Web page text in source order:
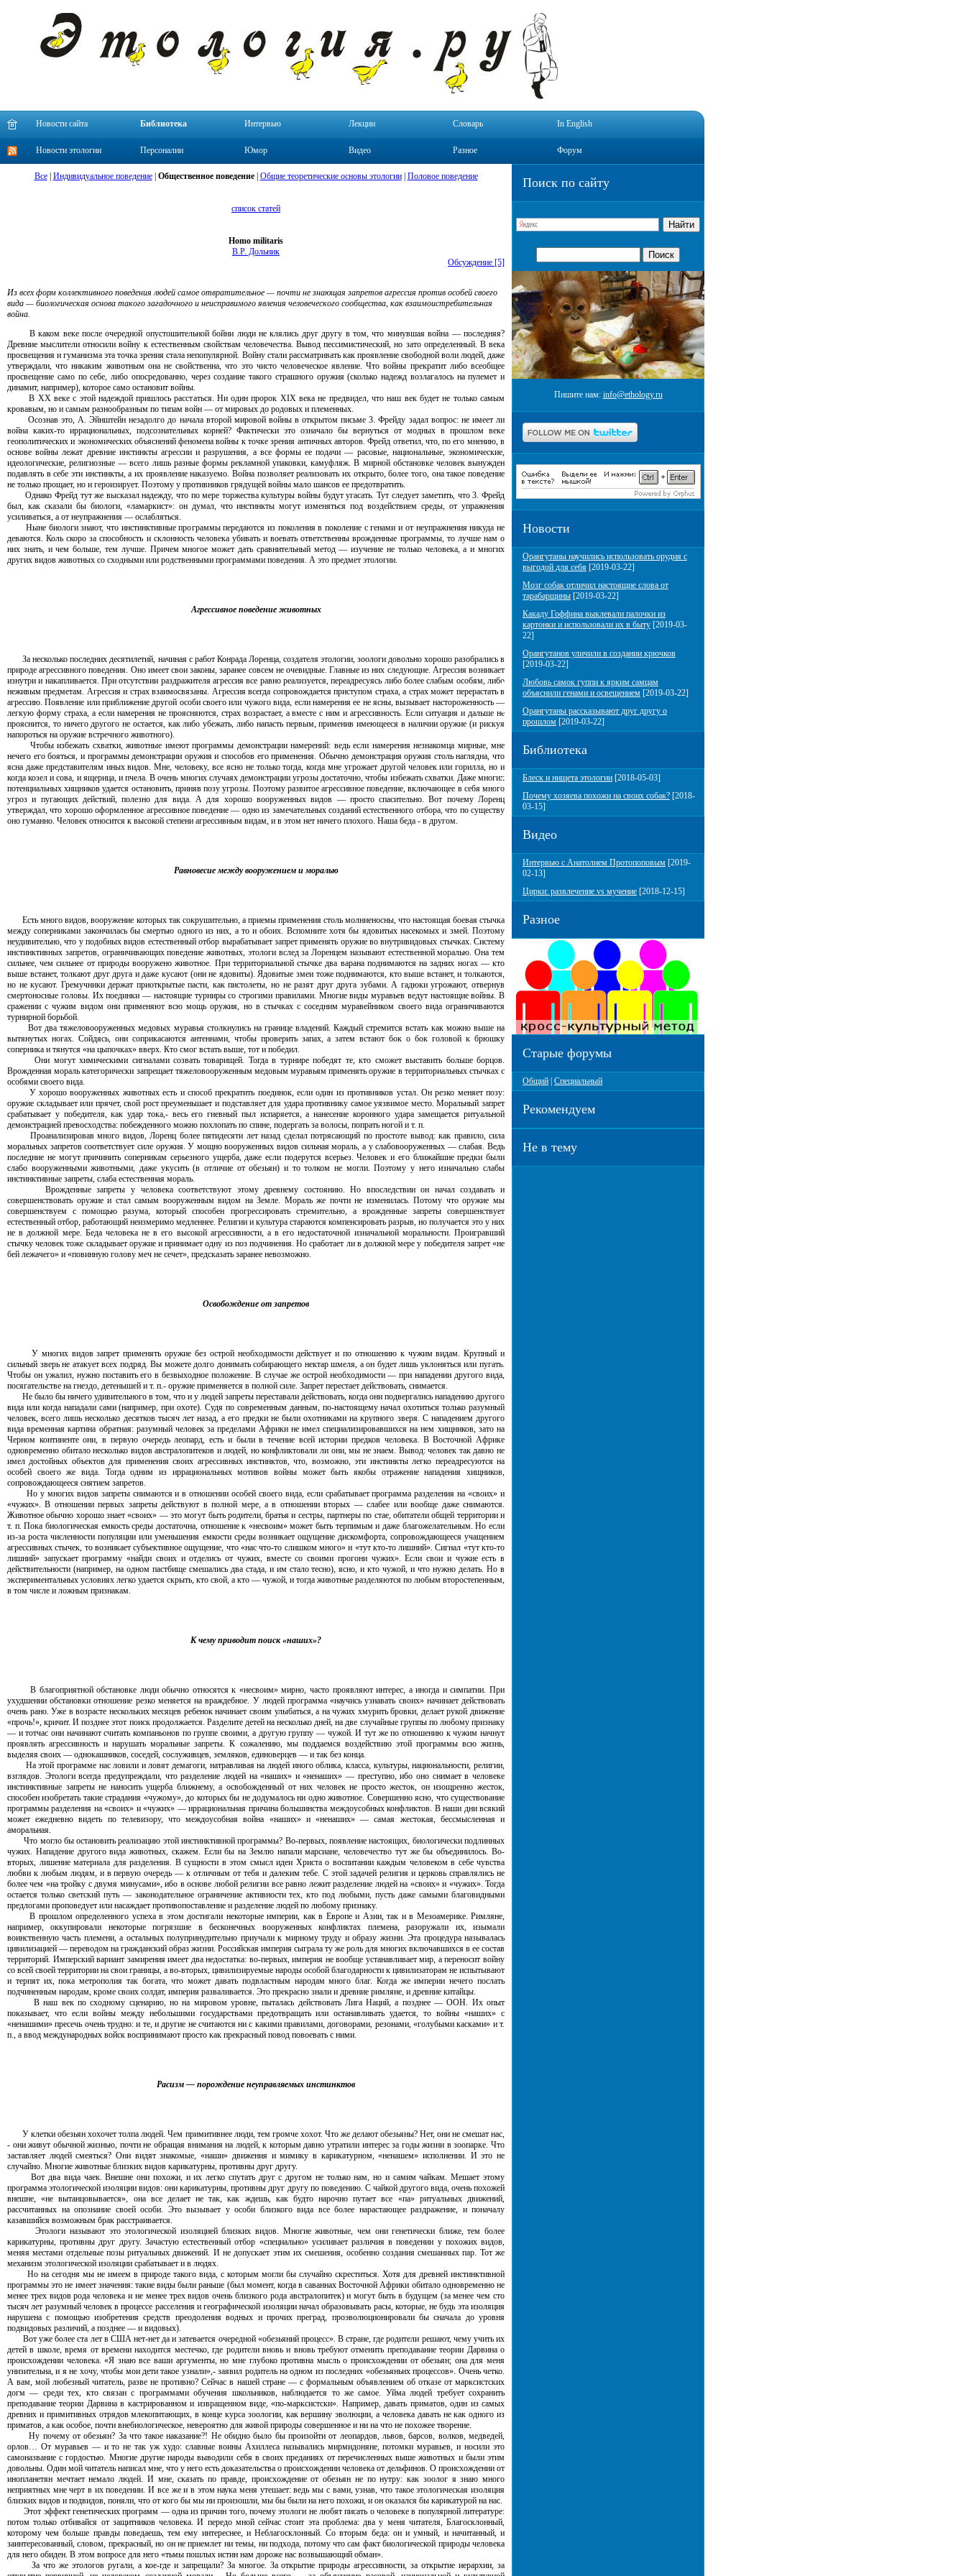
Новости сайта Библиотека Интервью Лекции Словарь In English
Новости этологии Персоналии Юмор Видео Разное Форум
Поиск по сайту
Пишите нам: info@ethology.ru
Новости
Орангутаны научились использовать орудия с
выгодой для себя [2019-03-22]
Мозг собак отличил настоящие слова от
тарабарщины [2019-03-22]
Какаду Гоффина выклевали палочки из
картонки и использовали их в быту [2019-03-
22]
Орангутанов уличили в создании крючков
[2019-03-22]
Любовь самок гуппи к ярким самцам
объяснили генами и освещением [2019-03-22]
Орангутаны рассказывают друг другу о
прошлом [2019-03-22]
Библиотека
Блеск и нищета этологии [2018-05-03]
Почему хозяева похожи на своих собак? [2018-
03-15]
Видео
Интервью с Анатолием Протопоповым [2019-
02-13]
Цирки: развлечение vs мучение [2018-12-15]
Разное
Старые форумы
Общий Специальный
Рекомендуем
Не в тему
Все| Индивидуальное поведение| Общественное поведение| Общие теоретические основы этологии| Половое поведение
список статей
Homo militaris
В.Р. Дольник
Обсуждение [5]
Из всех форм коллективного поведения людей самое отвратительное — почти не знающая запретов агрессия против особей своего
вида — биологическая основа такого загадочного и неисправимого явления человеческого сообщества, как взаимоистребительная
война.
В каком веке после очередной опустошительной бойни люди не клялись друг другу в том, что минувшая война — последняя?
Древние мыслители относили войну к естественным свойствам человечества. Вывод пессимистический, но зато определенный. В века
просвещения и гуманизма эта точка зрения стала непопулярной. Войну стали рассматривать как проявление свободной воли людей, даже
утверждали, что никаким животным она не свойственна, что это чисто человеческое явление. Что войны прекратит либо всеобщее
просвещение само по себе, либо опосредованно, через создание такого страшного оружия (сколько надежд возлагалось на пулемет и
динамит, например), которое само остановит войны.
В XX веке с этой надеждой пришлось расстаться. Ни один пророк XIX века не предвидел, что наш век будет не только самым
кровавым, но и самым разнообразным по типам войн — от мировых до родовых и племенных.
Осознав это, А. Эйнштейн незадолго до начала второй мировой войны в открытом письме 3. Фрейду задал вопрос: не имеет ли
война каких-то иррациональных, подсознательных корней? Фактически это означало бы вернуться от модных в прошлом веке
геополитических и экономических объяснений феномена войны к точке зрения античных авторов. Фрейд ответил, что, по его мнению, в
основе войны лежат древние инстинкты агрессии и разрушения, а все формы ее подачи — расовые, национальные, экономические,
идеологические, религиозные — всего лишь разные формы рекламной упаковки, камуфляж. В мирной обстановке человек вынужден
подавлять в себе эти инстинкты, а их проявление наказуемо. Война позволяет реализовать их открыто, более того, она такое поведение
не только прощает, но и героизирует. Поэтому у противников грядущей войны мало шансов ее предотвратить.
Однако Фрейд тут же высказал надежду, что по мере торжества культуры войны будут угасать. Тут следует заметить, что 3. Фрейд
был, как сказали бы биологи, «ламаркист»: он думал, что инстинкты могут изменяться под воздействием среды, от упражнения
усиливаться, а от неупражнения — ослабляться.
Ныне биологи знают, что инстинктивные программы передаются из поколения в поколение с генами и от неупражнения никуда не
деваются. Коль скоро за способность и склонность человека убивать и воевать ответственны врожденные программы, то лучше нам о
них знать, и чем больше, тем лучше. Причем многое может дать сравнительный метод — изучение не только человека, а и многих
других видов животных со сходными или родственными программами поведения. А это предмет этологии.
Агрессивное поведение животных
За несколько последних десятилетий, начиная с работ Конрада Лоренца, создателя этологии, зоологи довольно хорошо разобрались в
природе агрессивного поведения. Оно имеет свои законы, заранее совсем не очевидные. Главные из них следующие. Агрессия возникает
изнутри и накапливается. При отсутствии раздражителя агрессия все равно реализуется, переадресуясь либо более слабым особям, либо
неживым предметам. Агрессия и страх взаимосвязаны. Агрессия всегда сопровождается приступом страха, а страх может перерастать в
агрессию. Появление или приближение другой особи своего или чужого вида, если намерения ее не ясны, вызывает настороженность —
легкую форму страха, а если намерения не проясняются, страх возрастает, а вместе с ним и агрессивность. Если ситуация и дальше не
прояснится, то ничего другого не остается, как либо убежать, либо напасть первым, применив имеющееся в наличии оружие (и рискуя
напороться на оружие встречного животного).
Чтобы избежать схватки, животные имеют программы демонстрации намерений: ведь если намерения незнакомца мирные, мне
нечего его бояться, и программы демонстрации оружия и способов его применения. Обычно демонстрация оружия столь наглядна, что
ясна даже представителям иных видов. Мне, человеку, все ясно не только тогда, когда мне угрожает другой человек или горилла, но и
когда козел и сова, и ящерица, и пчела. В очень многих случаях демонстрации угрозы достаточно, чтобы избежать схватки. Даже многих
потенциальных хищников удается остановить, приняв позу угрозы. Поэтому развитое агрессивное поведение, включающее в себя много
угроз и пугающих действий, полезно для вида. А для хорошо вооруженных видов — просто спасительно. Вот почему Лоренц
утверждал, что хорошо оформленное агрессивное поведение — одно из замечательных созданий естественного отбора, что по существу
оно гуманно. Человек относится к высокой степени агрессивным видам, и в этом нет ничего плохого. Наша беда - в другом.
Равновесие между вооружением и моралью
Есть много видов, вооружение которых так сокрушительно, а приемы применения столь молниеносны, что настоящая боевая стычка
между соперниками закончилась бы смертью одного из них, а то и обоих. Вспомните хотя бы ядовитых насекомых и змей. Поэтому
неудивительно, что у подобных видов естественный отбор вырабатывает запрет применять оружие во внутривидовых стычках. Систему
инстинктивных запретов, ограничивающих поведение животных, этологи вслед за Лоренцем называют естественной моралью. Она тем
сильнее, чем сильнее от природы вооружено животное. При территориальной стычке два варана поднимаются на задних ногах — кто
выше встанет, толкают друг друга и даже кусают (они не ядовиты). Ядовитые змеи тоже поднимаются, кто выше встанет, и толкаются,
но не кусают. Гремучники держат приоткрытые пасти, как пистолеты, но не разят друг друга зубами. А гадюки угрожают, отвернув
смертоносные головы. Их поединки — настоящие турниры со строгими правилами. Многие виды муравьев ведут настоящие войны. В
сражении с чужим видом они применяют всю мощь оружия, но в стычках с соседним муравейником своего вида ограничиваются
турнирной борьбой.
Вот два тяжеловооруженных медовых муравья столкнулись на границе владений. Каждый стремится встать как можно выше на
вытянутых ногах. Сойдясь, они соприкасаются антеннами, чтобы проверить запах, а затем встают бок о бок головой к брюшку
соперника и тянутся «на цыпочках» вверх. Кто смог встать выше, тот и победил.
Они могут химическими сигналами созвать товарищей. Тогда в турнире победят те, кто сможет выставить больше борцов.
Врожденная мораль категорически запрещает тяжеловооруженным медовым муравьям применять оружие в территориальных стычках с
особями своего вида.
У хорошо вооруженных животных есть и способ прекратить поединок, если один из противников устал. Он резко меняет позу:
оружие складывает или прячет, свой рост преуменьшает и подставляет для удара противнику самое уязвимое место. Моральный запрет
срабатывает у победителя, как удар тока,- весь его гневный пыл испаряется, а нанесение коронного удара замещается ритуальной
демонстрацией превосходства: побежденного можно похлопать по спине, подергать за волосы, попрать ногой и т. п.
Проанализировав много видов, Лоренц более пятидесяти лет назад сделал потрясающий по простоте вывод: как правило, сила
моральных запретов соответствует силе оружия. У мощно вооруженных видов сильная мораль, а у слабовооруженных — слабая. Ведь
последние не могут причинить соперникам серьезного ущерба, даже если подерутся всерьез. Человек и его ближайшие предки были
слабо вооруженными животными, даже укусить (в отличие от обезьян) и то толком не могли. Поэтому у него изначально слабы
инстинктивные запреты, слаба естественная мораль.
Врожденные запреты у человека соответствуют этому древнему состоянию. Но впоследствии он начал создавать и
совершенствовать оружие и стал самым вооруженным видом на Земле. Мораль же почти не изменилась. Потому что оружие мы
совершенствуем с помощью разума, который способен прогрессировать стремительно, а врожденные запреты совершенствует
естественный отбор, работающий неизмеримо медленнее. Религии и культура стараются компенсировать разрыв, но получается это у них
не в должной мере. Беда человека не в его высокой агрессивности, а в его недостаточной изначальной моральности. Проигравший
стычку человек тоже складывает оружие и принимает одну из поз подчинения. Но сработает ли в должной мере у победителя запрет «не
бей лежачего» и «повинную голову меч не сечет», предсказать заранее невозможно.
Освобождение от запретов
У многих видов запрет применять оружие без острой необходимости действует и по отношению к чужим видам. Крупный и
сильный зверь не атакует всех подряд. Вы можете долго донимать собирающего нектар шмеля, а он будет лишь уклоняться или пугать.
Чтобы он ужалил, нужно поставить его в безвыходное положение. В случае же острой необходимости — при нападении другого вида,
посягательстве на гнездо, детенышей и т. п.- оружие применяется в полной силе. Запрет перестает действовать, снимается.
Не было бы ничего удивительного в том, что и у людей запреты переставали действовать, когда они подвергались нападению другого
вида или когда нападали сами (например, при охоте). Судя по современным данным, по-настоящему начал охотиться только разумный
человек, всего лишь несколько десятков тысяч лет назад, а его предки не были охотниками на крупного зверя. С нападением другого
вида временная картина обратная: разумный человек за пределами Африки не имел специализировавшихся на нем хищников, зато на
Черном континенте они, в первую очередь леопард, есть и были в течение всей истории предков человека. В Восточной Африке
одновременно обитало несколько видов австралопитеков и людей, но конфликтовали ли они, мы не знаем. Вывод: человек так давно не
имел достойных объектов для применения своих агрессивных инстинктов, что, возможно, эти инстинкты легко переадресуются на
особей своего же вида. Тогда одним из иррациональных мотивов войны может быть якобы отражение нападения хищников,
сопровождающееся снятием запретов.
Но у многих видов запреты снимаются и в отношении особей своего вида, если срабатывает программа разделения на «своих» и
«чужих». В отношении первых запреты действуют в полной мере, а в отношении вторых — слабее или вообще даже снимаются.
Животное обычно хорошо знает «своих» — это могут быть родители, братья и сестры, партнеры по стае, обитатели общей территории и
т. п. Пока биологическая емкость среды достаточна, отношение к «несвоим» может быть терпимым и даже благожелательным. Но если
из-за роста численности популяции или уменьшения емкости среды возникает ощущение дискомфорта, сопровождающееся учащением
агрессивных стычек, то возникает субъективное ощущение, что «нас что-то слишком много» и «тут кто-то лишний». Сигнал «тут кто-то
лишний» запускает программу «найди своих и отделись от чужих, вместе со своими прогони чужих». Если свои и чужие есть в
действительности (например, на одном пастбище смешались два стада, и им стало тесно), ясно, и кто чужой, и что нужно делать. Но в
экспериментальных условиях легко удается скрыть, кто свой, а кто — чужой, и тогда животные разделяются по любым второстепенным,
в том числе и ложным признакам.
К чему приводит поиск «наших»?
В благоприятной обстановке люди обычно относятся к «несвоим» мирно, часто проявляют интерес, а иногда и симпатии. При
ухудшении обстановки отношение резко меняется на враждебное. У людей программа «научись узнавать своих» начинает действовать
очень рано. Уже в возрасте нескольких месяцев ребенок начинает своим улыбаться, а на чужих хмурить бровки, делает рукой движение
«прочь!», кричит. И позднее этот поиск продолжается. Разделите детей на несколько дней, на две случайные группы по любому признаку
— и тотчас они начинают считать компаньонов по группе своими, а другую группу — чужой. И тут же по отношению к чужим начнут
проявлять агрессивность и нарушать моральные запреты. К сожалению, мы поддаемся воздействию этой программы всю жизнь,
выделяя своих — однокашников, соседей, сослуживцев, земляков, единоверцев — и так без конца.
На этой программе нас ловили и ловят демагоги, натравливая на людей иного облика, класса, культуры, национальности, религии,
взглядов. Этологи всегда предупреждали, что разделение людей на «наших» и «ненаших» — преступно, ибо оно снимает в человеке
инстинктивные запреты не наносить ущерба ближнему, а освобожденный от них человек не просто жесток, он изощренно жесток,
способен изобретать такие страдания «чужому», до которых бы не додумалось ни одно животное. Совершенно ясно, что существование
программы разделения на «своих» и «чужих» — иррациональная причина большинства междоусобных конфликтов. В наши дни всякий
может ежедневно видеть по телевизору, что междоусобная война «наших» и «ненаших» — самая жестокая, бессмысленная и
аморальная.
Что могло бы остановить реализацию этой инстинктивной программы? Во-первых, появление настоящих, биологически подлинных
чужих. Нападение другого вида животных, скажем. Если бы на Землю напали марсиане, человечество тут же бы объединилось. Во-
вторых, лишение материала для разделения. В сущности в этом смысл идеи Христа о воспитании каждым человеком в себе чувства
любви к любым людям, и в первую очередь — к отличным от тебя и далеким тебе. С этой задачей религия и церковь справлялись не
более чем «на тройку с двумя минусами», ибо в основе любой религии все равно лежит разделение людей на «своих» и «чужих». Тогда
остается только светский путь — законодательное ограничение активности тех, кто под любыми, пусть даже самыми благовидными
предлогами проповедует или насаждает противопоставление и разделение людей по любому признаку.
В прошлом определенного успеха в этом достигали некоторые империи, как в Европе и Азии, так и в Мезоамерике. Римляне,
например, оккупировали некоторые погрязшие в бесконечных вооруженных конфликтах племена, разоружали их, изымали
воинственную часть племени, а остальных полупринудительно приучали к мирному труду и образу жизни. Эта процедура называлась
цивилизацией — переводом на гражданский образ жизни. Российская империя сыграла ту же роль для многих включавшихся в ее состав
территорий. Имперский вариант замирения имеет два недостатка: во-первых, империя не вообще устанавливает мир, а переносит войну
со всей своей территории на свои границы, а во-вторых, цивилизируемые народы особой благодарности к цивилизаторам не испытывают
и терпят их, пока метрополия так богата, что может давать подвластным народам много благ. Когда же империи нечего послать
подчиненным народам, кроме своих солдат, империя разваливается. Это прекрасно знали и древние римляне, и древние китайцы.
В наш век по сходному сценарию, но на мировом уровне, пыталась действовать Лига Наций, а позднее — ООН. Их опыт
показывает, что если войны между небольшими государствами предотвращать или останавливать удается, то войны «наших» с
«ненашими» пресечь очень трудно: и те, и другие не считаются ни с какими правилами, договорами, резонами, «голубыми касками» и т.
п., а ввод международных войск воспринимают просто как прекрасный повод повоевать с ними.
Расизм — порождение неуправляемых инстинктов
У клетки обезьян хохочет толпа людей. Чем примитивнее люди, тем громче хохот. Что же делают обезьяны? Нет, они не смешат нас,
- они живут обычной жизнью, почти не обращая внимания на людей, к которым давно утратили интерес за годы жизни в зоопарке. Что
заставляет людей смеяться? Они видят знакомые, «наши» движения и мимику в карикатурном, «ненашем» исполнении. И это не
случайно. Многие животные близких видов карикатурны, противны друг другу.
Вот два вида чаек. Внешне они похожи, и их легко спутать друг с другом не только нам, но и самим чайкам. Мешает этому
программа этологической изоляции видов: они карикатурны, противны друг другу по поведению. С чайкой другого вида, очень похожей
внешне, «не вытанцовывается», она все делает не так, как ждешь, как будто нарочно путает все «па» ритуальных движений,
рассчитанных на опознание своей особи. Это вызывает у особи близкого вида все более нарастающее раздражение, и поначалу
казавшийся возможным брак расстраивается.
Этологи называют это этологической изоляцией близких видов. Многие животные, чем они генетически ближе, тем более
карикатурны, противны друг другу. Зачастую естественный отбор «специально» усиливает различия в поведении у похожих видов,
меняя местами отдельные позы ритуальных движений. И не допускает этим их смешения, особенно создания смешанных пар. Тот же
механизм этологической изоляции срабатывает и в людях.
Но на сегодня мы не имеем в природе такого вида, с которым могли бы случайно скреститься. Хотя для древней инстинктивной
программы это не имеет значения: такие виды были раньше (был момент, когда в саваннах Восточной Африки обитало одновременно не
менее трех видов рода человека и не менее трех видов очень близкого рода австралопитек) и могут быть в будущем (за менее чем сто
тысяч лет разумный человек в процессе расселения и географической изоляции начал образовывать расы, которые, не будь эта изоляция
нарушена с помощью изобретения средств преодоления водных и прочих преград, проэволюционировали бы сначала до уровня
подвидовых различий, а позднее — и видовых).
Вот уже более ста лет в США нет-нет да и затевается очередной «обезьяний процесс». В стране, где родители решают, чему учить их
детей в школе, время от времени находится местечко, где родители вновь и вновь требуют отменить преподавание теории Дарвина о
происхождении человека. «Я знаю все ваши аргументы, но мне глубоко противна мысль о происхождении от обезьян; она для меня
унизительна, и я не хочу, чтобы мои дети такое узнали»,- заявил родитель на одном из последних «обезьяньих процессов». Очень четко.
А вам, мой любезный читатель, разве не противно? Сейчас в нашей стране — с формальным объявлением об отказе от марксистских
догм — среди тех, кто связан с программами обучения школьников, наблюдается то же самое. Уйма людей требует сохранить
преподавание теории Дарвина в кастрированном и извращенном виде, «по-марксистски». Например, давать приматов, один из самых
древних и примитивных отрядов млекопитающих, в конце курса зоологии, как вершину эволюции, а человека давать не как одного из
приматов, а как особое, почти внебиологическое, невероятно для живой природы совершенное и ни на что не похожее творение.
Ну почему от обезьян? За что такое наказание?! Не обидно было бы произойти от леопардов, львов, барсов, волков, медведей,
орлов… От муравьев — и то не так уж худо: славные воины Ахиллеса назывались мирмидоняне, потомки муравьев, и носили это
самоназвание с гордостью. Многие другие народы выводили себя в своих преданиях от перечисленных выше животных и были этим
довольны. Один мой читатель написал мне, что у него есть доказательства о происхождении человека от дельфинов. О происхождении от
инопланетян мечтает немало людей. И мне, сказать по правде, происхождение от обезьян не по нутру: как зоолог я знаю много
неприятных мне черт в их поведении. И все же и в этом наука меня утешает: ведь мы с вами, узнав, что такое этологическая изоляция
близких видов и подвидов, поняли, что от кого бы мы ни произошли, мы бы были на него похожи, и он оказался бы карикатурой на нас.
Этот эффект генетических программ — одна из причин того, почему этологи не любят писать о человеке в популярной литературе:
потом только отбивайся от защитников человека. И передо мной сейчас стоит эта проблема: два у меня читателя, Благосклонный,
которому чем больше правды поведаешь, тем ему интереснее, и Неблагосклонный. Со вторым беда: он и умный, и начитанный, и
заинтересованный, словом, прекрасный, но он не приемлет ни темы, ни подхода, потому что сам факт биологической природы человека
для него обиден. В этом вопросе для него «тьмы пошлых истин нам дороже нас возвышающий обман».
За что же этологов ругали, а кое-где и запрещали? За многое. За открытие природы агрессивности, за открытие иерархии, за